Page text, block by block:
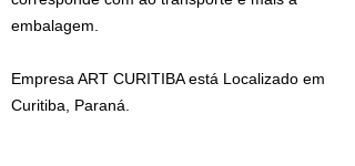
embalagem.
Empresa ART CURITIBA está Localizado em
Curitiba, Paraná.